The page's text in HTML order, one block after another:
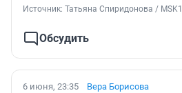
Источник: Татьяна Спиридонова /
Обсудить
6 июня, 23:35 Вера Борисова